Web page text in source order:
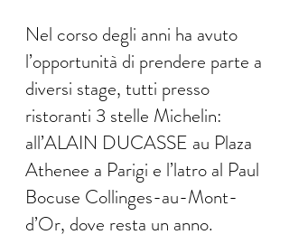
Nel corso degli anni ha avuto
l’opportunità di prendere parte a
diversi stage, tutti presso
ristoranti 3 stelle Michelin:
all’ALAIN DUCASSE au Plaza
Athenee a Parigi e l’latro al Paul
Bocuse Collinges-au-Mont-
d’Or, dove resta un anno.